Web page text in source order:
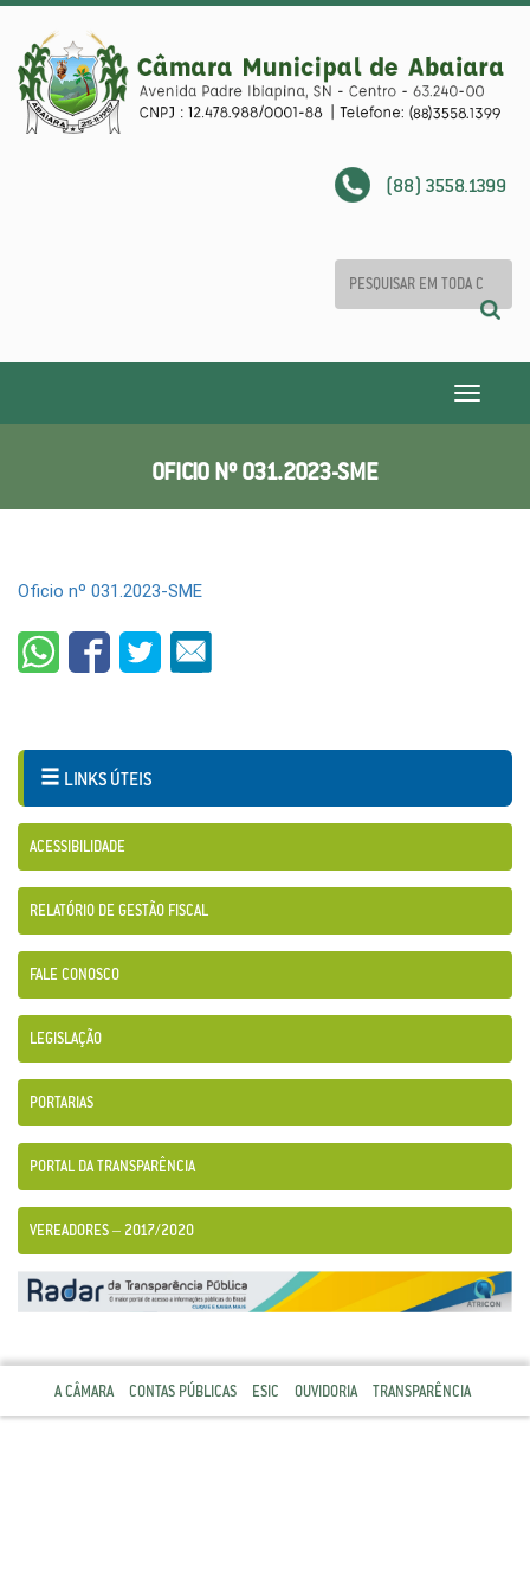
(88) 3558.1399
Toggle
OFICIO Nº 031.2023-SME
Oficio nº 031.2023-SME
LINKS ÚTEIS
ACESSIBILIDADE
RELATÓRIO DE GESTÃO FISCAL
FALE CONOSCO
LEGISLAÇÃO
PORTARIAS
PORTAL DA TRANSPARÊNCIA
VEREADORES – 2017/2020
A CÂMARA CONTAS PÚBLICAS ESIC OUVIDORIA TRANSPARÊNCIA